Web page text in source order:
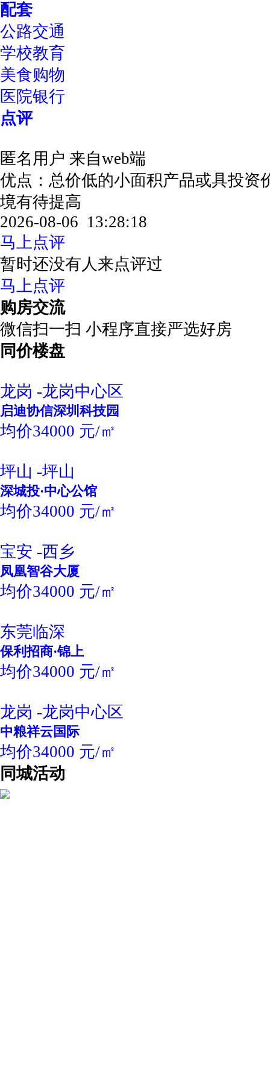
配套
公路交通
学校教育
美食购物
医院银行
点评
匿名用户 来自web端
优点：总价低的小面积产品或具投
境有待提高
2026-08-06 13:28:18
马上点评
暂时还没有人来点评过
马上点评
购房交流
微信扫一扫 小程序直接严选好房
同价楼盘
龙岗 -龙岗中心区
启迪协信深圳科技园
均价34000 元/㎡
坪山 -坪山
深城投·中心公馆
均价34000 元/㎡
宝安 -西乡
凤凰智谷大厦
均价34000 元/㎡
东莞临深
保利招商·锦上
均价34000 元/㎡
龙岗 -龙岗中心区
中粮祥云国际
均价34000 元/㎡
同城活动